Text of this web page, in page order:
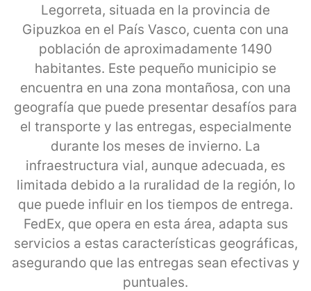
Legorreta, situada en la provincia de
Gipuzkoa en el País Vasco, cuenta con una
población de aproximadamente 1490
habitantes. Este pequeño municipio se
encuentra en una zona montañosa, con una
geografía que puede presentar desafíos para
el transporte y las entregas, especialmente
durante los meses de invierno. La
infraestructura vial, aunque adecuada, es
limitada debido a la ruralidad de la región, lo
que puede influir en los tiempos de entrega.
FedEx, que opera en esta área, adapta sus
servicios a estas características geográficas,
asegurando que las entregas sean efectivas y
puntuales.